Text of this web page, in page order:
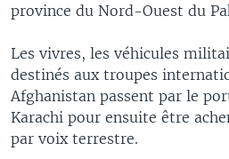
province du Nord-Ouest du
Les vivres, les véhicules
destinés aux troupes
Afghanistan passent par le
Karachi pour ensuite être
par voix terrestre.